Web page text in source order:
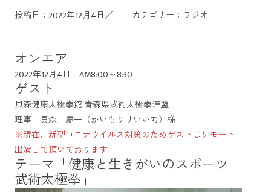
投稿日：2022年12月4日／ カテゴリー： ラジオ
オンエア
2022年12月4日 AM8:00～8:30
ゲスト
貝森健康太極拳館 青森県武術太極拳連盟
理事 貝森 慶一（かいもりけいいち）様
※現在、新型コロナウイルス対策のためゲストはリモート
出演して頂いております
テーマ「健康と生きがいのスポーツ
武術太極拳」